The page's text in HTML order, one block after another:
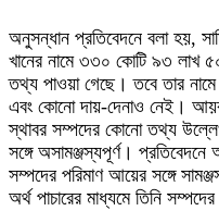
‎অনুসন্ধান প্রতিবেদনে বলা হয়,
খানের নামে ৩৩০ কোটি ৯৩ লাখ
তথ্য পাওয়া গেছে। তবে তার
এবং কোনো দায়-দেনাও নেই।
স্থাবর সম্পদের কোনো তথ্য
সঙ্গে অসামঞ্জস্যপূর্ণ।
সম্পদের পরিমাণ আয়ের সঙ্গে
অর্থ পাচারের মাধ্যমে তিনি